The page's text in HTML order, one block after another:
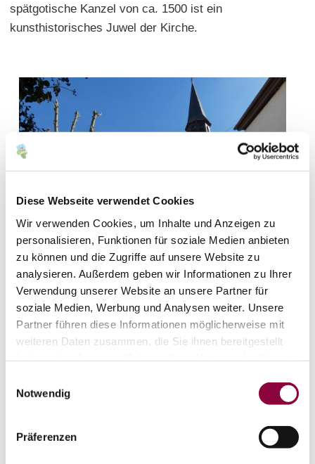
Diese Webseite verwendet Cookies
Wir verwenden Cookies, um Inhalte und Anzeigen zu
personalisieren, Funktionen für soziale Medien anbieten
zu können und die Zugriffe auf unsere Website zu
analysieren. Außerdem geben wir Informationen zu Ihrer
Verwendung unserer Website an unsere Partner für
soziale Medien, Werbung und Analysen weiter. Unsere
Partner führen diese Informationen möglicherweise mit
weiteren Daten zusammen, die Sie ihnen bereitgestellt
Notwendig
Präferenzen
spätgotische Kanzel von ca. 1500 ist ein
kunsthistorisches Juwel der Kirche.